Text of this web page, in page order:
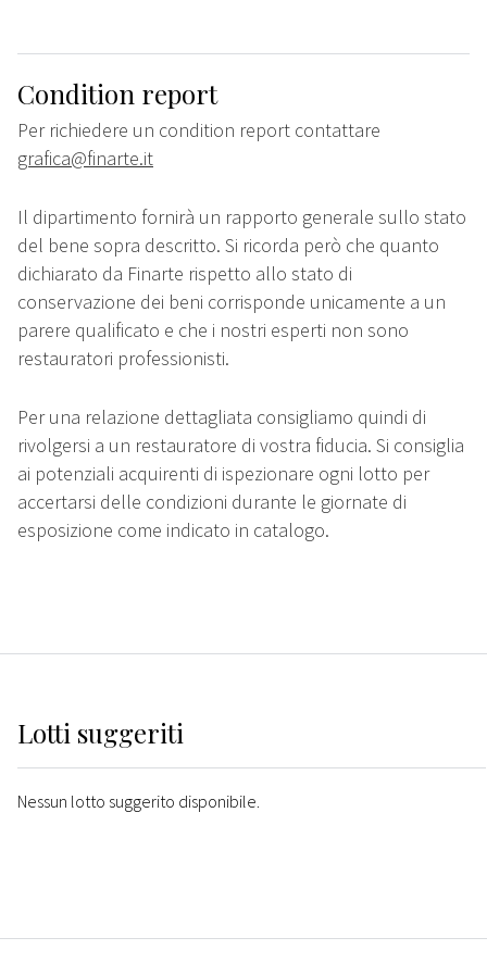
Condition report
Per richiedere un condition report contattare
grafica@finarte.it
Il dipartimento fornirà un rapporto generale sullo stato
del bene sopra descritto. Si ricorda però che quanto
dichiarato da Finarte rispetto allo stato di
conservazione dei beni corrisponde unicamente a un
parere qualificato e che i nostri esperti non sono
restauratori professionisti.
Per una relazione dettagliata consigliamo quindi di
rivolgersi a un restauratore di vostra fiducia. Si consiglia
ai potenziali acquirenti di ispezionare ogni lotto per
accertarsi delle condizioni durante le giornate di
esposizione come indicato in catalogo.
Lotti suggeriti
Nessun lotto suggerito disponibile.